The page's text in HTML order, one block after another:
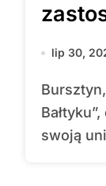
lip 30,
Bursztyn, znany również jako „złoto
swoją